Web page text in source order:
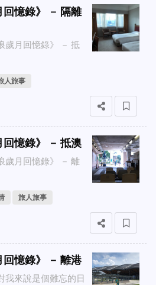
回憶錄》 － 隔離
歲月回憶錄》 － 抵
人旅事
回憶錄》 － 抵澳
歲月回憶錄》 － 離
旅人旅事
回憶錄》 － 離港
我來說是個難忘的日